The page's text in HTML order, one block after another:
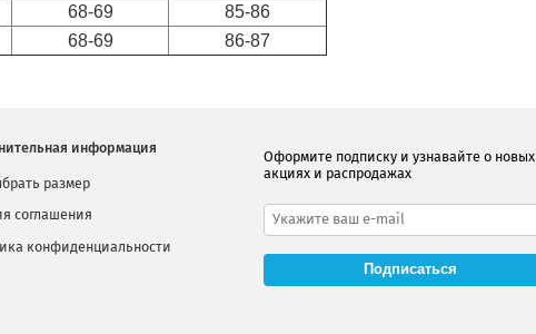
68-69
85-86
68-69 86-87
информация
размер
соглашения
конфиденциальности
Оформите подписку и узнавайте о новых
акциях и распродажах
Подписаться